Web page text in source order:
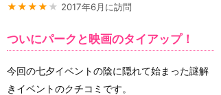
★★★★ ★ 2017年6月に訪問
ついにパークと映画のタイアップ！
今回の七夕イベントの陰に隠れて始まった謎解
きイベントのクチコミです。